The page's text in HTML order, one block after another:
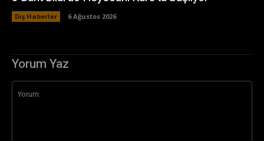
Dış Haberler 6 Ağustos 2026
Yorum Yaz